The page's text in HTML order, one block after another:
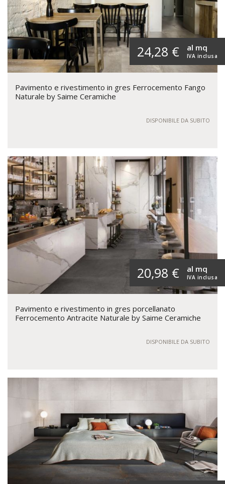
24,28 € IVA inclusa
al mq
Pavimento e rivestimento in gres Ferrocemento Fango
Naturale by Saime Ceramiche
DISPONIBILE DA SUBITO
20,98 € IVA inclusa
al mq
Pavimento e rivestimento in gres porcellanato
Ferrocemento Antracite Naturale by Saime Ceramiche
DISPONIBILE DA SUBITO